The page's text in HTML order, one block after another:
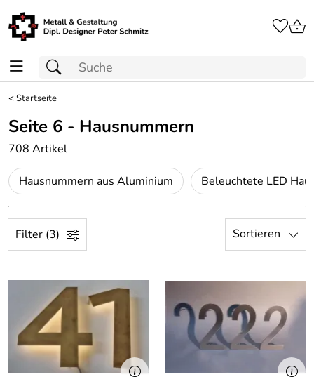
<Startseite
Seite 6 - Hausnummern
708 Artikel
Hausnummern aus Aluminium
Filter (3) Sortieren